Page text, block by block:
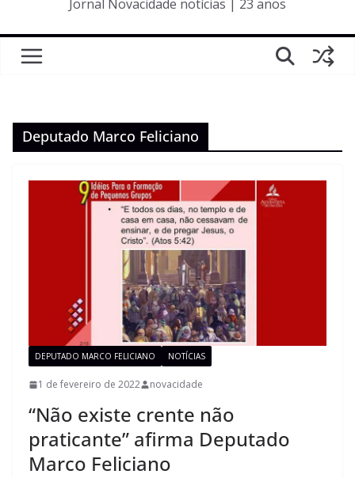
Jornal Novacidade notícias | 23 anos
Deputado Marco Feliciano
DEPUTADO MARCO FELICIANO NOTÍCIAS
1 de fevereiro de 2022 novacidade
“Não existe crente não
praticante” afirma Deputado
Marco Feliciano